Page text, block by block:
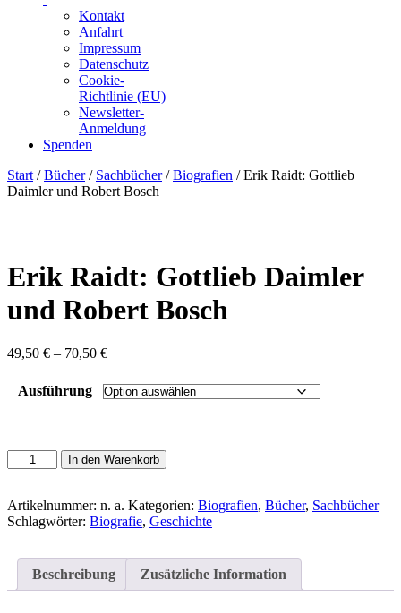
Kontakt
Anfahrt
Impressum
Datenschutz
Cookie-
Richtlinie (EU)
Newsletter-
Anmeldung
Spenden
Skip
to
Start /Bücher/ Sachbücher/Biografien / Erik Raidt: Gottlieb
Daimler und Robert Bosch
Erik Raidt: Gottlieb Daimler
und Robert Bosch
49,50 € – 70,50 €Preisspanne:
bis
70,50 €
Ausführung
Raidt:
Daimler
und
Menge
In den Warenkorb
Artikelnummer: n. a. Kategorien: Biografien, Bücher, Sachbücher
Schlagwörter: Biografie, Geschichte
Beschreibung Zusätzliche Information